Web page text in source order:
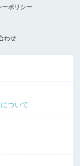
ーポリシー
わせ
ついて